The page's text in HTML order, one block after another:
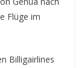
Flüge im
Billigairlines